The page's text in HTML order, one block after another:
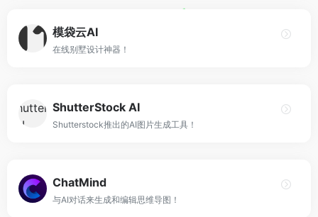
模袋云AI
在线别墅设计神器！
ShutterStock AI
Shutterstock推出的AI图片生成工具！
ChatMind
与AI对话来生成和编辑思维导图！